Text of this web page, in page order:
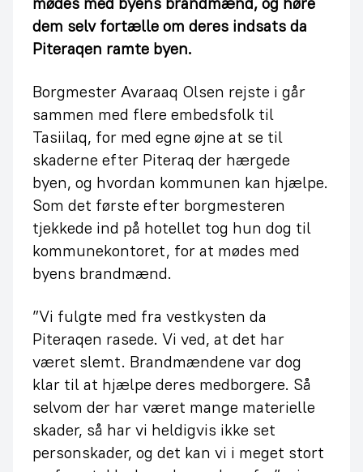
dem selv fortælle om deres indsats da
Piteraqen ramte byen.
Borgmester Avaraaq Olsen rejste i går
sammen med flere embedsfolk til
Tasiilaq, for med egne øjne at se til
skaderne efter Piteraq der hærgede
byen, og hvordan kommunen kan hjælpe.
Som det første efter borgmesteren
tjekkede ind på hotellet tog hun dog til
kommunekontoret, for at mødes med
byens brandmænd.
”Vi fulgte med fra vestkysten da
Piteraqen rasede. Vi ved, at det har
været slemt. Brandmændene var dog
klar til at hjælpe deres medborgere. Så
selvom der har været mange materielle
skader, så har vi heldigvis ikke set
personskader, og det kan vi i meget stort